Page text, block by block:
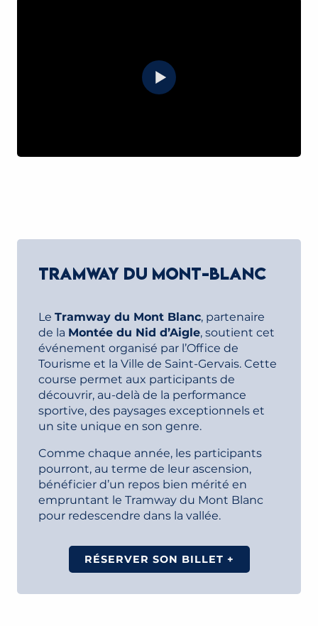
TRAMWAY DU MONT-BLANC
Le Tramway du Mont Blanc, partenaire
de la Montée du Nid d’Aigle, soutient cet
événement organisé par l’Office de
Tourisme et la Ville de Saint-Gervais. Cette
course permet aux participants de
découvrir, au-delà de la performance
sportive, des paysages exceptionnels et
un site unique en son genre.
Comme chaque année, les participants
pourront, au terme de leur ascension,
bénéficier d’un repos bien mérité en
empruntant le Tramway du Mont Blanc
pour redescendre dans la vallée.
RÉSERVER SON BILLET +